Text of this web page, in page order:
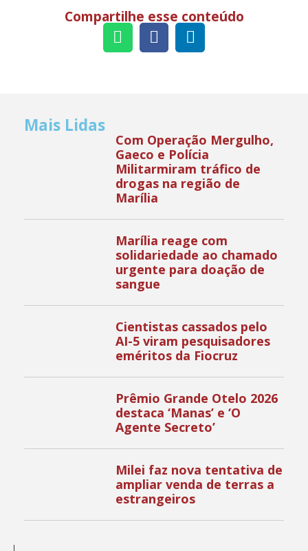
Compartilhe esse conteúdo
Mais Lidas
Com Operação Mergulho,
Gaeco e Polícia
Militarmiram tráfico de
drogas na região de
Marília
Marília reage com
solidariedade ao chamado
urgente para doação de
sangue
Cientistas cassados pelo
AI-5 viram pesquisadores
eméritos da Fiocruz
Prêmio Grande Otelo 2026
destaca ‘Manas’ e ‘O
Agente Secreto’
Milei faz nova tentativa de
ampliar venda de terras a
estrangeiros